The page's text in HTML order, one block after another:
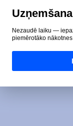
Nezaudē laiku —
piemērotāko